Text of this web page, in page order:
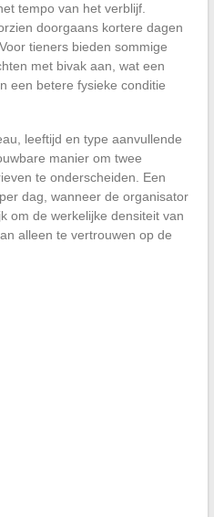
tempo van het verblijf.
doorgaans kortere dagen
tieners bieden sommige
met bivak aan, wat een
een betere fysieke conditie
leeftijd en type aanvullende
manier om twee
te onderscheiden. Een
dag, wanneer de organisator
om de werkelijke densiteit van
alleen te vertrouwen op de